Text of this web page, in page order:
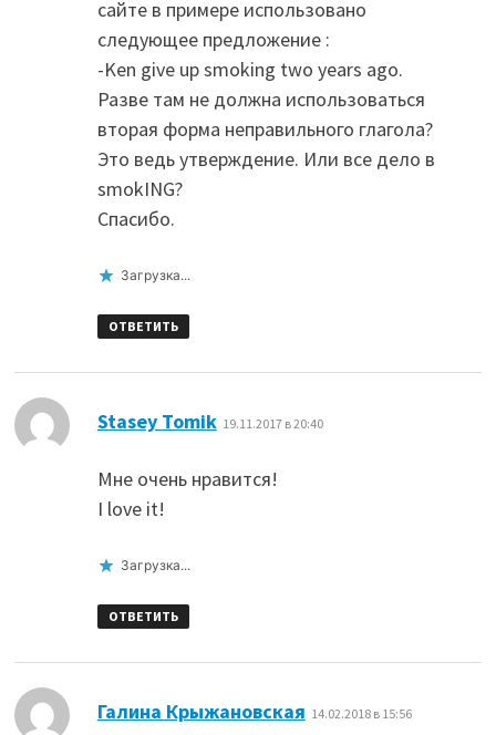
сайте в примере использовано
следующее предложение :
-Ken give up smoking two years ago.
Разве там не должна использоваться
вторая форма неправильного глагола?
Это ведь утверждение. Или все дело в
smokING?
Спасибо.
Загрузка...
ОТВЕТИТЬ
Stasey Tomik: 19.11.2017 в 20:40
Мне очень нравится!
I love it!
Загрузка...
ОТВЕТИТЬ
Галина Крыжановская 14.02.2018 в 15:56